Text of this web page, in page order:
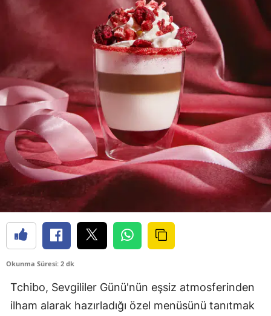
Okunma Süresi: 2 dk
Tchibo, Sevgililer Günü'nün eşsiz atmosferinden
ilham alarak hazırladığı özel menüsünü tanıtmak